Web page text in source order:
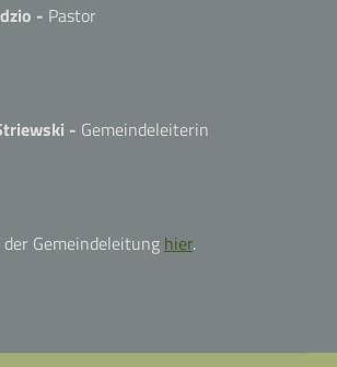
- Pastor
- Gemeindeleiterin
Gemeindeleitung hier.